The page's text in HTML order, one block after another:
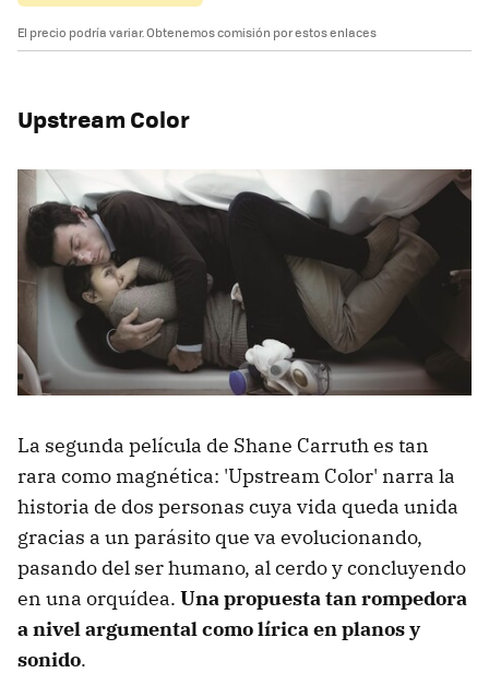
El precio podría variar. Obtenemos comisión por estos enlaces
Upstream Color
La segunda película de Shane Carruth es tan
rara como magnética: 'Upstream Color' narra la
historia de dos personas cuya vida queda unida
gracias a un parásito que va evolucionando,
pasando del ser humano, al cerdo y concluyendo
en una orquídea. Una propuesta tan rompedora
a nivel argumental como lírica en planos y
sonido.